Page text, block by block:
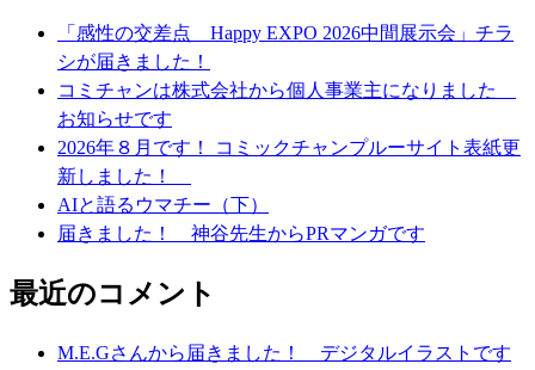
「感性の交差点 Happy EXPO 2026中間展示会」チラ
シが届きました！
コミチャンは株式会社から個人事業主になりました
お知らせです
2026年８月です！ コミックチャンプルーサイト表紙更
新しました！
AIと語るウマチー（下）
届きました！ 神谷先生からPRマンガです
最近のコメント
M.E.Gさんから届きました！ デジタルイラストです